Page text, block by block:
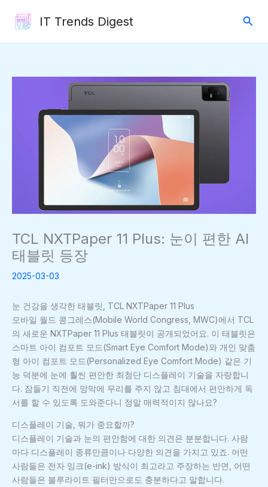
IT Trends Digest
검
TCL NXTPaper 11 Plus: 눈이 편한 AI
태블릿 등장
2025-03-03
눈 건강을 생각한 태블릿, TCL NXTPaper 11 Plus
모바일 월드 콩그레스(Mobile World Congress, MWC)에서 TCL
의 새로운 NXTPaper 11 Plus 태블릿이 공개되었어요. 이 태블릿은
스마트 아이 컴포트 모드(Smart Eye Comfort Mode)와 개인 맞춤
형 아이 컴포트 모드(Personalized Eye Comfort Mode) 같은 기
능 덕분에 눈에 훨씬 편안한 최첨단 디스플레이 기술을 자랑합니
다. 잠들기 직전에 망막에 무리를 주지 않고 침대에서 편안하게 독
서를 할 수 있도록 도와준다니 정말 매력적이지 않나요?
디스플레이 기술, 뭐가 중요할까?
디스플레이 기술과 눈의 편안함에 대한 의견은 분분합니다. 사람
마다 디스플레이 종류만큼이나 다양한 의견을 가지고 있죠. 어떤
사람들은 전자 잉크(e-ink) 방식이 최고라고 주장하는 반면, 어떤
사람들은 블루라이트 필터만으로도 충분하다고 말합니다.